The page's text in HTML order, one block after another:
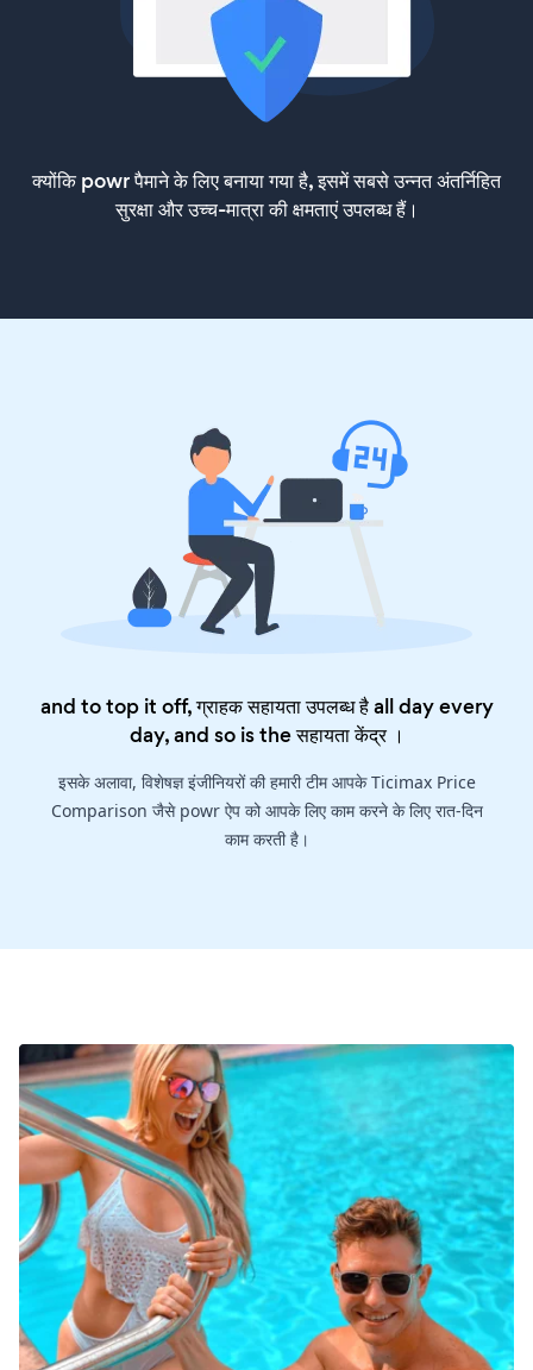
क्योंकि powr पैमाने के लिए बनाया गया है, इसमें सबसे उन्नत अंतर्निहित
सुरक्षा और उच्च-मात्रा की क्षमताएं उपलब्ध हैं।
and to top it off, ग्राहक सहायता उपलब्ध है all day every
day, and so is theसहायता केंद्र।
इसके अलावा, विशेषज्ञ इंजीनियरों की हमारी टीम आपके Ticimax Price
Comparison जैसे powr ऐप को आपके लिए काम करने के लिए रात-दिन
काम करती है।